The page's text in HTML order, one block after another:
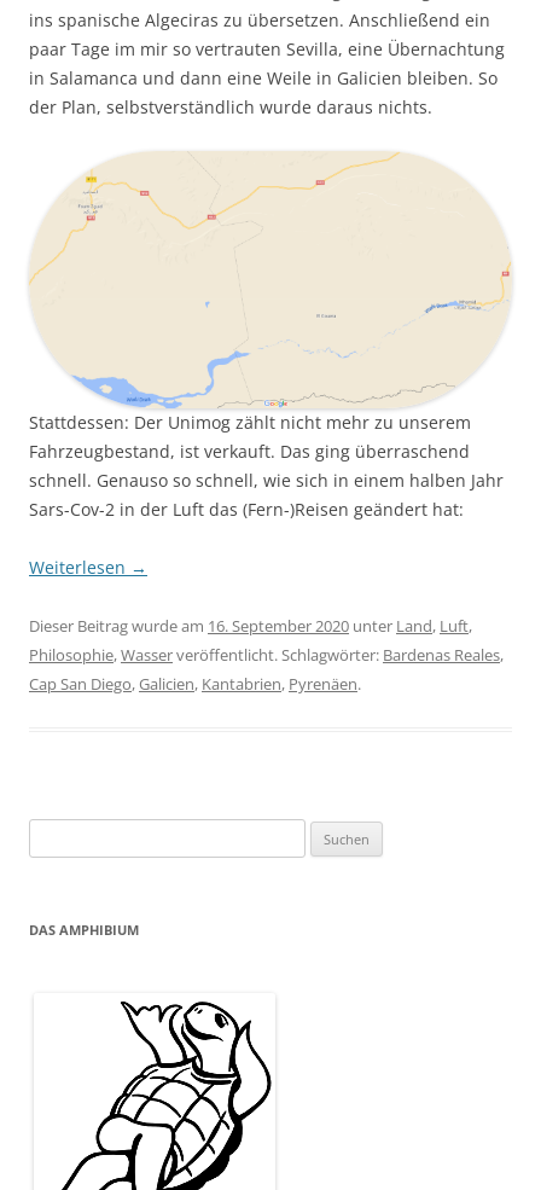
ins spanische Algeciras zu übersetzen. Anschließend ein
paar Tage im mir so vertrauten Sevilla, eine Übernachtung
in Salamanca und dann eine Weile in Galicien bleiben. So
der Plan, selbstverständlich wurde daraus nichts.
Stattdessen: Der Unimog zählt nicht mehr zu unserem
Fahrzeugbestand, ist verkauft. Das ging überraschend
schnell. Genauso so schnell, wie sich in einem halben Jahr
Sars-Cov-2 in der Luft das (Fern-)Reisen geändert hat:
Weiterlesen →
Dieser Beitrag wurde am 16. September 2020 unter Land, Luft,
Philosophie,Wasserveröffentlicht. Schlagwörter: Bardenas Reales,
Cap San Diego,Galicien, Kantabrien, Pyrenäen.
nach:
DAS AMPHIBIUM